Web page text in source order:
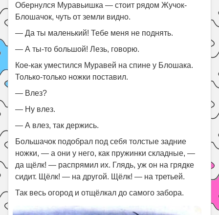
Обернулся Муравьишка — стоит рядом Жучок-
Блошачок, чуть от земли видно.
— Да ты маленький! Тебе меня не поднять.
— А ты-то большой! Лезь, говорю.
Кое-как уместился Муравей на спине у Блошака.
Только-только ножки поставил.
— Влез?
— Ну влез.
— А влез, так держись.
Большачок подобрал под себя толстые задние
ножки, — а они у него, как пружинки складные, —
да щёлк! — распрямил их. Глядь, уж он на грядке
сидит. Щёлк! — на другой. Щёлк! — на третьей.
Так весь огород и отщёлкал до самого забора.